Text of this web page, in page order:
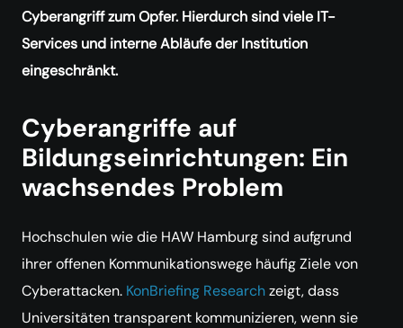
Cyberangriff zum Opfer. Hierdurch sind viele IT-
Services und interne Abläufe der Institution
eingeschränkt.
Cyberangriffe auf
Bildungseinrichtungen: Ein
wachsendes Problem
Hochschulen wie die HAW Hamburg sind aufgrund
ihrer offenen Kommunikationswege häufig Ziele von
Cyberattacken. KonBriefing Researchzeigt, dass
Universitäten transparent kommunizieren, wenn sie